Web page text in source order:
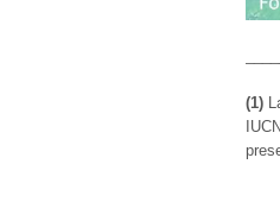
(1)